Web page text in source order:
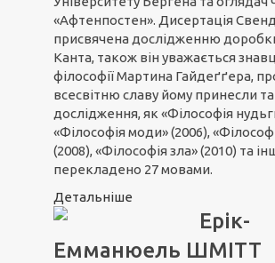
«Афтенпостен». Дисертація
присвячена дослідженню
Канта, також він уважається
філософії Мартина Гайдеґґера,
всесвітню славу йому принесли
дослідження, як «Філософія
«Філософія моди» (2006),
(2008), «Філософія зла» (2010) та
перекладено 27 мовами.
Детальніше
Ерік-
Емманюель ШМІТТ